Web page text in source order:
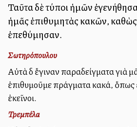
Ταῦτα δὲ τύποι ἡμῶν
ἡμᾶς ἐπιθυμητὰς κακῶν, καθὼς
ἐπεθύμησαν.
Σωτηρόπουλου
Αὐτὰ δὲ ἔγιναν παραδείγματα γιὰ
ἐπιθυμοῦμε πράγματα κακά, ὅπως
ἐκεῖνοι.
Τρεμπέλα